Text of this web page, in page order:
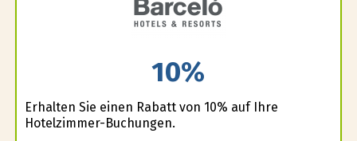
10%
Erhalten Sie einen Rabatt von 10% auf Ihre
Hotelzimmer-Buchungen.